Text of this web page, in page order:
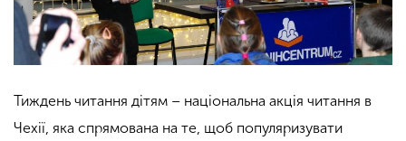
Тиждень читання дітям – національна акція читання в
Чехії, яка спрямована на те, щоб популяризувати